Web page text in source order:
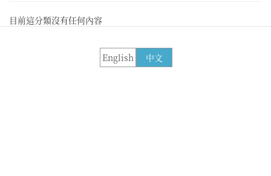
目前這分類沒有任何內容
中文
English